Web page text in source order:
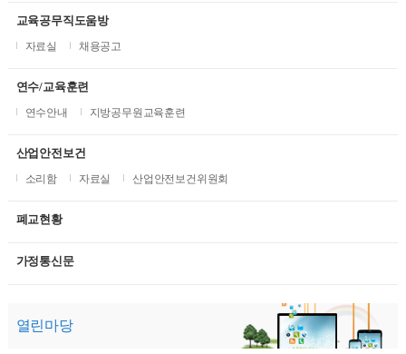
교육공무직도움방
자료실 채용공고
연수/교육훈련
연수안내 지방공무원교육훈련
산업안전보건
소리함 자료실 산업안전보건위원회
폐교현황
가정통신문
열린마당